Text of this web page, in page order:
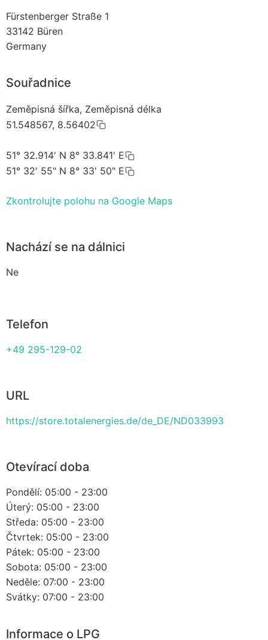
Fürstenberger Straße 1
33142 Büren
Germany
Souřadnice
Zeměpisná šířka, Zeměpisná délka
51.548567, 8.56402
51° 32.914' N 8° 33.841' E
51° 32' 55" N 8° 33' 50" E
Zkontrolujte polohu na Google Maps
Nachází se na dálnici
Ne
Telefon
+49 295-129-02
URL
https://store.totalenergies.de/de_DE/ND033993
Otevírací doba
Pondělí: 05:00 - 23:00
Úterý: 05:00 - 23:00
Středa: 05:00 - 23:00
Čtvrtek: 05:00 - 23:00
Pátek: 05:00 - 23:00
Sobota: 05:00 - 23:00
Neděle: 07:00 - 23:00
Svátky: 07:00 - 23:00
Informace o LPG